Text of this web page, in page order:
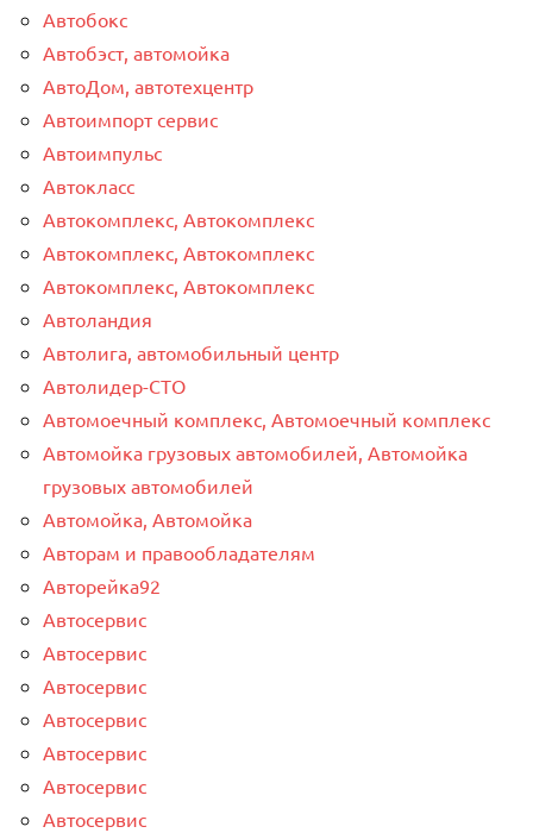
Автобокс
Автобэст, автомойка
АвтоДом, автотехцентр
Автоимпорт сервис
Автоимпульс
Автокласс
Автокомплекс, Автокомплекс
Автокомплекс, Автокомплекс
Автокомплекс, Автокомплекс
Автоландия
Автолига, автомобильный центр
Автолидер-СТО
Автомоечный комплекс, Автомоечный комплекс
Автомойка грузовых автомобилей, Автомойка
грузовых автомобилей
Автомойка, Автомойка
Авторам и правообладателям
Авторейка92
Автосервис
Автосервис
Автосервис
Автосервис
Автосервис
Автосервис
Автосервис